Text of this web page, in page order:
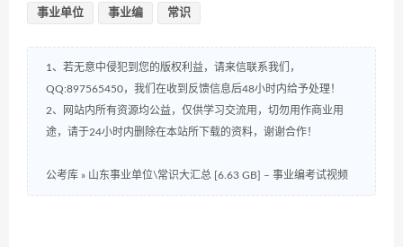
事业单位 事业编 常识
1、若无意中侵犯到您的版权利益，请来信联系我们，
QQ:897565450，我们在收到反馈信息后48小时内给予处理！
2、网站内所有资源均公益，仅供学习交流用，切勿用作商业用
途，请于24小时内删除在本站所下载的资料，谢谢合作！
公考库 » 山东事业单位\常识大汇总 [6.63 GB] – 事业编考试视频